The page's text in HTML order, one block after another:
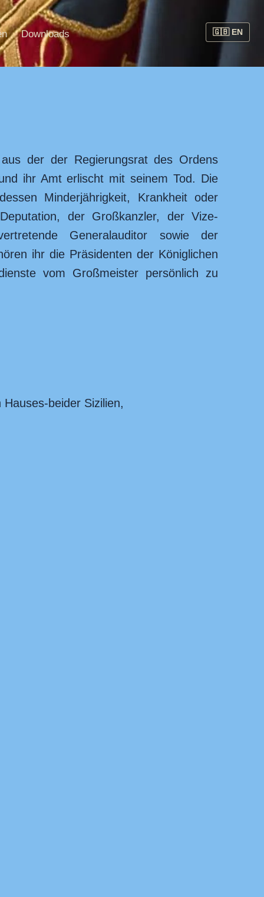
Downloads
der der Regierungsrat des Ordens
ihr Amt erlischt mit seinem Tod. Die
Minderjährigkeit, Krankheit oder
der Großkanzler, der Vize-
Generalauditor sowie der
ihr die Präsidenten der Königlichen
vom Großmeister persönlich zu
beider Sizilien,